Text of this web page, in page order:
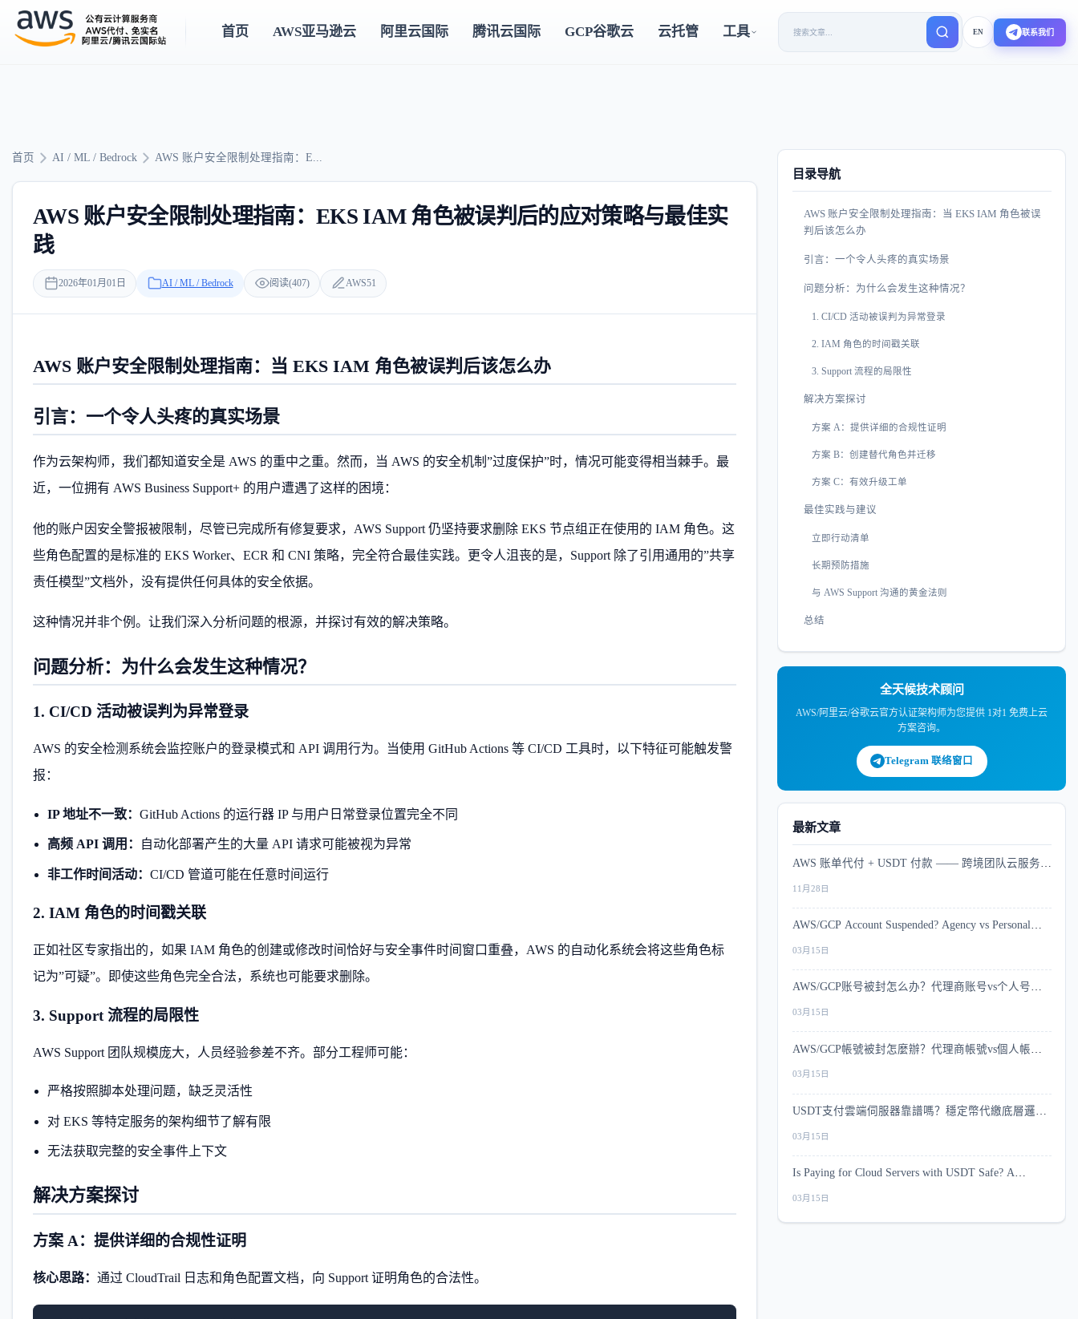
首页 AWS亚马逊云 阿里云国际 腾讯云国际 GCP谷歌云 云托管 工具 EN 联系我们
首页 AI / ML / Bedrock AWS 账户安全限制处理指南：E...
AWS 账户安全限制处理指南：EKS IAM 角色被误判后的应对策略与最佳实
践
2026年01月01日 AI / ML / Bedrock 阅读(407) AWS51
AWS 账户安全限制处理指南：当 EKS IAM 角色被误判后该怎么办
引言：一个令人头疼的真实场景
作为云架构师，我们都知道安全是 AWS 的重中之重。然而，当 AWS 的安全机制”过度保护”时，情况可能变得相当棘手。最
近，一位拥有 AWS Business Support+ 的用户遭遇了这样的困境：
他的账户因安全警报被限制，尽管已完成所有修复要求，AWS Support 仍坚持要求删除 EKS 节点组正在使用的 IAM 角色。这
些角色配置的是标准的 EKS Worker、ECR 和 CNI 策略，完全符合最佳实践。更令人沮丧的是，Support 除了引用通用的”共享
责任模型”文档外，没有提供任何具体的安全依据。
这种情况并非个例。让我们深入分析问题的根源，并探讨有效的解决策略。
问题分析：为什么会发生这种情况？
1. CI/CD 活动被误判为异常登录
AWS 的安全检测系统会监控账户的登录模式和 API 调用行为。当使用 GitHub Actions 等 CI/CD 工具时，以下特征可能触发警
报：
IP 地址不一致： GitHub Actions 的运行器 IP 与用户日常登录位置完全不同
高频 API 调用： 自动化部署产生的大量 API 请求可能被视为异常
非工作时间活动： CI/CD 管道可能在任意时间运行
2. IAM 角色的时间戳关联
正如社区专家指出的，如果 IAM 角色的创建或修改时间恰好与安全事件时间窗口重叠，AWS 的自动化系统会将这些角色标
记为”可疑”。即使这些角色完全合法，系统也可能要求删除。
3. Support 流程的局限性
AWS Support 团队规模庞大，人员经验参差不齐。部分工程师可能：
严格按照脚本处理问题，缺乏灵活性
对 EKS 等特定服务的架构细节了解有限
无法获取完整的安全事件上下文
解决方案探讨
方案 A：提供详细的合规性证明
核心思路： 通过 CloudTrail 日志和角色配置文档，向 Support 证明角色的合法性。
目录导航
AWS 账户安全限制处理指南：当 EKS IAM 角色被误
判后该怎么办
引言：一个令人头疼的真实场景
问题分析：为什么会发生这种情况？
1. CI/CD 活动被误判为异常登录
2. IAM 角色的时间戳关联
3. Support 流程的局限性
解决方案探讨
方案 A：提供详细的合规性证明
方案 B：创建替代角色并迁移
方案 C：有效升级工单
最佳实践与建议
立即行动清单
长期预防措施
与 AWS Support 沟通的黄金法则
总结
全天候技术顾问
AWS/阿里云/谷歌云官方认证架构师为您提供 1对1 免费上云
方案咨询。
Telegram 联络窗口
最新文章
AWS 账单代付 + USDT 付款 —— 跨境团队云服务支
11月28日
AWS/GCP Account Suspended? Agency vs Personal
03月15日
AWS/GCP账号被封怎么办？代理商账号vs个人号风
03月15日
AWS/GCP帳號被封怎麼辦？代理商帳號vs個人帳號
03月15日
USDT支付雲端伺服器靠譜嗎？穩定幣代繳底層邏輯
03月15日
Is Paying for Cloud Servers with USDT Safe? A
03月15日